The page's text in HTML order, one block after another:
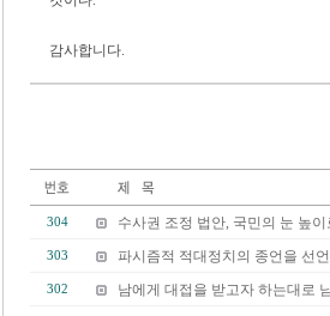
감사합니다.
304 수사권 조정 법안, 국민의 눈 높이
303 파시즘적 적대정치의 종언을 선
302 남에게 대접을 받고자 하는대로